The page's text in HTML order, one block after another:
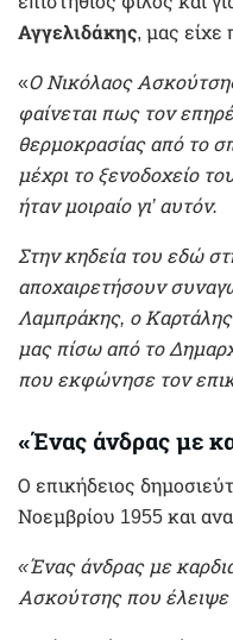
Αγγελιδάκης, μας είχε
«Ο Νικόλαος
φαίνεται πως τον
θερμοκρασίας από το
μέχρι το ξενοδοχείο
ήταν μοιραίο γι’ αυτόν.
Στην κηδεία του εδώ
αποχαιρετήσουν
Λαμπράκης, ο
μας πίσω από το
που εκφώνησε τον
«Ένας άνδρας με
Ο επικήδειος
Νοεμβρίου 1955 και
«Ένας άνδρας με
Ασκούτσης που